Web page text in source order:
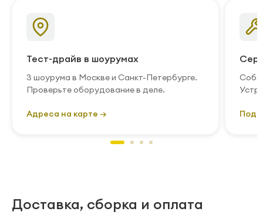
Тест-драйв в шоурумах
3 шоурума в Москве и Санкт-Петербурге.
Проверьте оборудование в деле.
Адреса на карте →
Доставка, сборка и оплата